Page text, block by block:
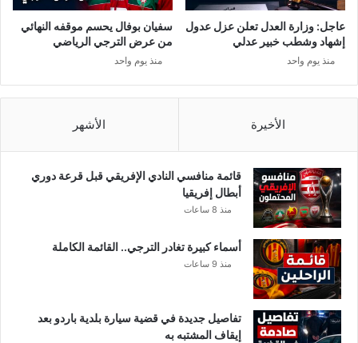
عاجل: وزارة العدل تعلن عزل عدول
إشهاد وشطب خبير عدلي
منذ يوم واحد
سفيان بوفال يحسم موقفه النهائي
من عرض الترجي الرياضي
منذ يوم واحد
الأخيرة الأشهر
قائمة منافسي النادي الإفريقي قبل قرعة دوري
أبطال إفريقيا
منذ 8 ساعات
أسماء كبيرة تغادر الترجي.. القائمة الكاملة
منذ 9 ساعات
تفاصيل جديدة في قضية سيارة بلدية باردو بعد
إيقاف المشتبه به